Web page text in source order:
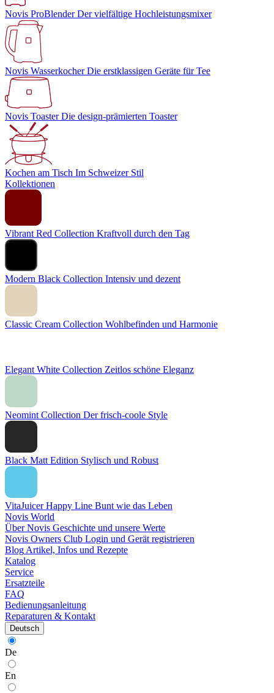
Novis ProBlenderDer vielfältige Hochleistungsmixer
Novis Wasserkocher Die erstklassigen Geräte für Tee
Novis Toaster Die design-prämierten Toaster
Kochen am Tisch Im Schweizer Stil
Kollektionen
Vibrant Red Collection Kraftvoll durch den Tag
Modern Black Collection Intensiv und dezent
Classic Cream Collection Wohlbefinden und Harmonie
Elegant White Collection Zeitlos schöne Eleganz
Neomint Collection Der frisch-coole Style
Black Matt Edition Stylisch und Robust
VitaJuicer Happy Line Bunt wie das Leben
Novis World
Über Novis Geschichte und unsere Werte
Novis Owners Club Login und Gerät registrieren
Blog Artikel, Infos und Rezepte
Katalog
Service
Ersatzteile
FAQ
Bedienungsanleitung
Reparaturen & Kontakt
Deutsch
De
En